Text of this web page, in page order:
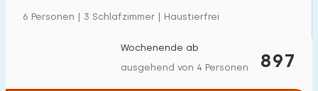
6 Personen | 3 Schlafzimmer | Haustierfrei
897
Wochenende ab
ausgehend von 4 Personen